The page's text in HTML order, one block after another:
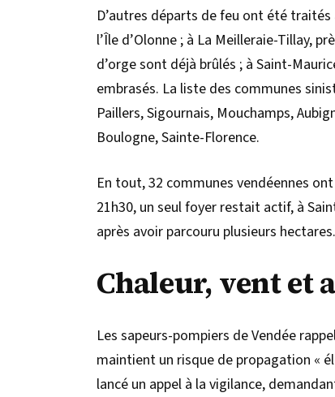
D’autres départs de feu ont été
l’Île d’Olonne ; à La Meilleraie-Tillay,
d’orge sont déjà brûlés ; à Saint-
embrasés. La liste des communes
Paillers, Sigournais, Mouchamps,
Boulogne, Sainte-Florence.
En tout, 32 communes vendéennes
21h30, un seul foyer restait actif, à
après avoir parcouru plusieurs hectares.
Chaleur, vent et
Les sapeurs-pompiers de Vendée
maintient un risque de propagation «
lancé un appel à la vigilance,